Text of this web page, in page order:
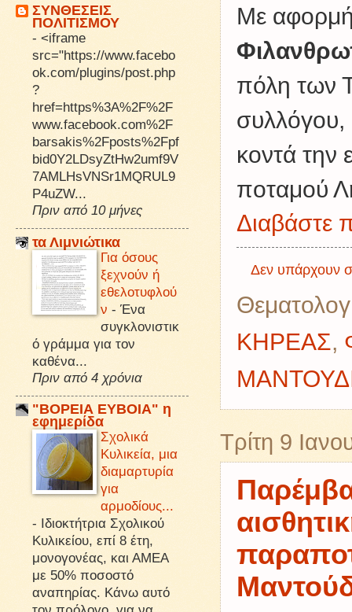
Με
πόλη των
συλλόγου,
κοντά την
ποταμού
Διαβάστε
Δεν υπάρχουν
ΚΗΡΕΑΣ,
Τρίτη 9
ΣΥΝΘΕΣΕΙΣ
ΠΟΛΙΤΙΣΜΟΥ
- <iframe
src="https://www.facebo
ok.com/plugins/post.php
?
href=https%3A%2F%2F
www.facebook.com%2F
barsakis%2Fposts%2Fpf
bid0Y2LDsyZtHw2umf9V
7AMLHsVNSr1MQRUL9
P4uZW...
Πριν από 10 μήνες
τα Λιμνιώτικα
Για όσους
ξεχνούν ή
εθελοτυφλού
ν - Ένα
συγκλονιστικ
ό γράμμα για τον
καθένα...
Πριν από 4 χρόνια
"ΒΟΡΕΙΑ ΕΥΒΟΙΑ" η
εφημερίδα
Σχολικά
Κυλικεία, μια
διαμαρτυρία
για
αρμοδίους...
- Ιδιοκτήτρια Σχολικού
Κυλικείου, επί 8 έτη,
μονογονέας, και ΑΜΕΑ
με 50% ποσοστό
αναπηρίας. Κάνω αυτό